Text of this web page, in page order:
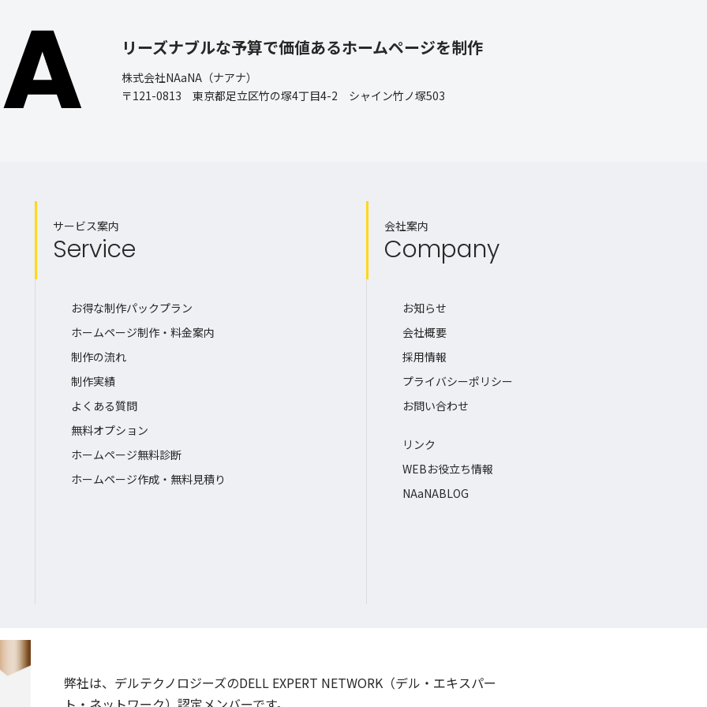
リーズナブルな予算で価値あるホームページを制作
株式会社NAaNA（ナアナ）
〒121-0813 東京都足立区竹の塚4丁目4-2 シャイン竹ノ塚503
サービス案内
Service
お得な制作パックプラン
ホームページ制作・料金案内
制作の流れ
制作実績
よくある質問
無料オプション
ホームページ無料診断
ホームページ作成・無料見積り
会社案内
Company
お知らせ
会社概要
採用情報
プライバシーポリシー
お問い合わせ
リンク
WEBお役立ち情報
NAaNABLOG
弊社は、デルテクノロジーズのDELL EXPERT NETWORK（デル・エキスパー